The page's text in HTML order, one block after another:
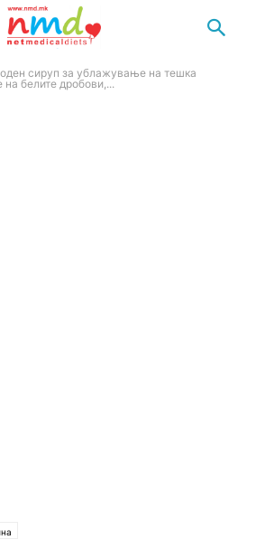
сируп за ублажување на тешка
белите дробови,...